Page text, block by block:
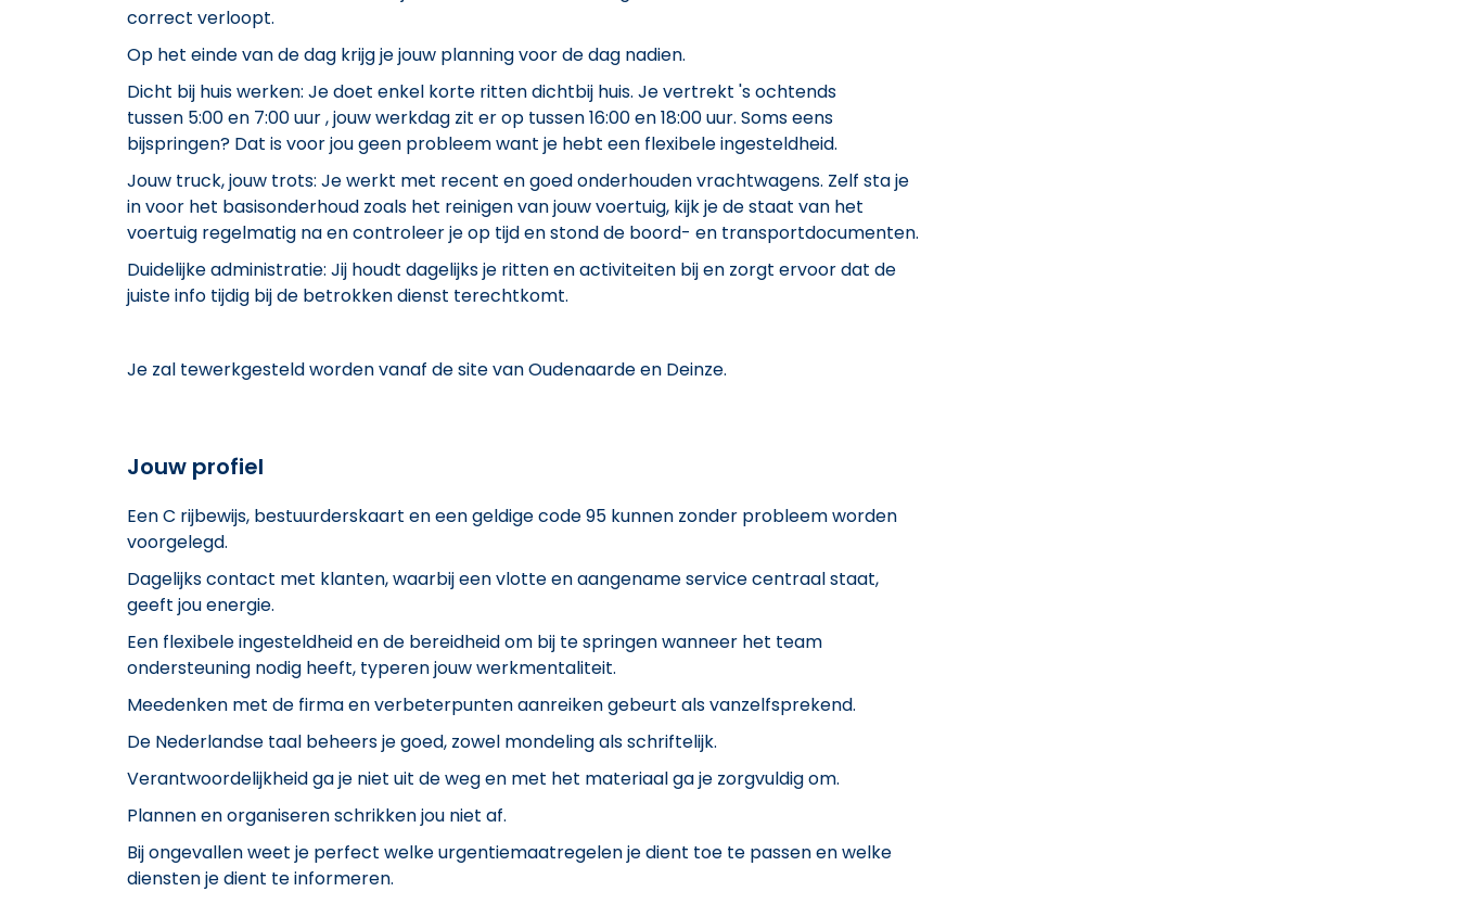
correct verloopt.
Op het einde van de dag krijg je jouw planning voor de dag nadien.
Dicht bij huis werken: Je doet enkel korte ritten dichtbij huis. Je vertrekt 's ochtends
tussen 5:00 en 7:00 uur , jouw werkdag zit er op tussen 16:00 en 18:00 uur. Soms eens
bijspringen? Dat is voor jou geen probleem want je hebt een flexibele ingesteldheid.
Jouw truck, jouw trots: Je werkt met recent en goed onderhouden vrachtwagens. Zelf sta je
in voor het basisonderhoud zoals het reinigen van jouw voertuig, kijk je de staat van het
voertuig regelmatig na en controleer je op tijd en stond de boord- en transportdocumenten.
Duidelijke administratie: Jij houdt dagelijks je ritten en activiteiten bij en zorgt ervoor dat de
juiste info tijdig bij de betrokken dienst terechtkomt.
Je zal tewerkgesteld worden vanaf de site van Oudenaarde en Deinze.
Jouw profiel
Een C rijbewijs, bestuurderskaart en een geldige code 95 kunnen zonder probleem worden
voorgelegd.
Dagelijks contact met klanten, waarbij een vlotte en aangename service centraal staat,
geeft jou energie.
Een flexibele ingesteldheid en de bereidheid om bij te springen wanneer het team
ondersteuning nodig heeft, typeren jouw werkmentaliteit.
Meedenken met de firma en verbeterpunten aanreiken gebeurt als vanzelfsprekend.
De Nederlandse taal beheers je goed, zowel mondeling als schriftelijk.
Verantwoordelijkheid ga je niet uit de weg en met het materiaal ga je zorgvuldig om.
Plannen en organiseren schrikken jou niet af.
Bij ongevallen weet je perfect welke urgentiemaatregelen je dient toe te passen en welke
diensten je dient te informeren.